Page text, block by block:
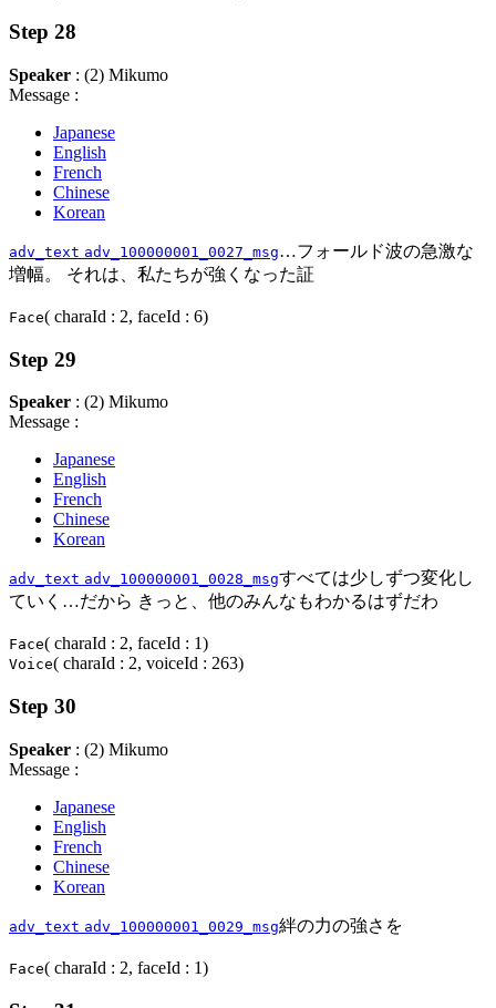
Step 28
Speaker : (2) Mikumo
Message :
Japanese
English
French
Chinese
Korean
adv_text adv_100000001_0027_msg…フォールド波の急激な
増幅。 それは、私たちが強くなった証
Face( charaId : 2, faceId : 6)
Step 29
Speaker : (2) Mikumo
Message :
Japanese
English
French
Chinese
Korean
adv_text adv_100000001_0028_msgすべては少しずつ変化し
ていく…だから きっと、他のみんなもわかるはずだわ
Face( charaId : 2, faceId : 1)
Voice( charaId : 2, voiceId : 263)
Step 30
Speaker : (2) Mikumo
Message :
Japanese
English
French
Chinese
Korean
adv_text adv_100000001_0029_msg絆の力の強さを
Face( charaId : 2, faceId : 1)